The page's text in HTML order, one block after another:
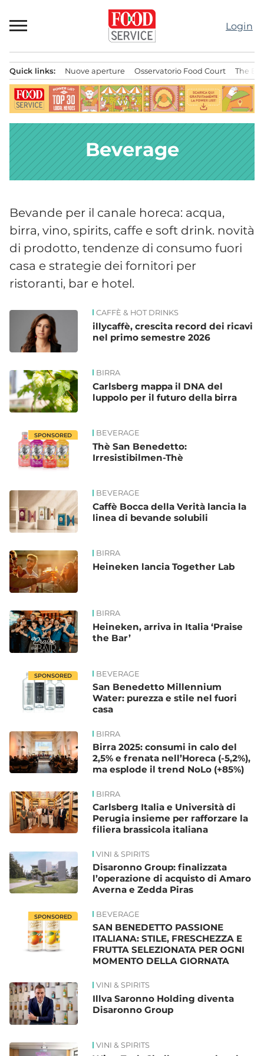
al
contenuto
Login
principale
Quick links: Nuove aperture Osservatorio Food Court The
Beverage
Bevande per il canale horeca: acqua,
birra, vino, spirits, caffe e soft drink. novità
di prodotto, tendenze di consumo fuori
casa e strategie dei fornitori per
ristoranti, bar e hotel.
News CAFFÈ & HOT DRINKS
illycaffè, crescita record dei ricavi
nel primo semestre 2026
BIRRA
Carlsberg mappa il DNA del
luppolo per il futuro della birra
SPONSORED BEVERAGE
Thè San Benedetto:
Irresistibilmen-Thè
BEVERAGE
Caffè Bocca della Verità lancia la
linea di bevande solubili
BIRRA
Heineken lancia Together Lab
BIRRA
Heineken, arriva in Italia ‘Praise
the Bar’
SPONSORED BEVERAGE
San Benedetto Millennium
Water: purezza e stile nel fuori
casa
BIRRA
Birra 2025: consumi in calo del
2,5% e frenata nell’Horeca (-5,2%),
ma esplode il trend NoLo (+85%)
BIRRA
Carlsberg Italia e Università di
Perugia insieme per rafforzare la
filiera brassicola italiana
VINI & SPIRITS
Disaronno Group: finalizzata
l’operazione di acquisto di Amaro
Averna e Zedda Piras
SPONSORED BEVERAGE
SAN BENEDETTO PASSIONE
ITALIANA: STILE, FRESCHEZZA E
FRUTTA SELEZIONATA PER OGNI
MOMENTO DELLA GIORNATA
VINI & SPIRITS
Illva Saronno Holding diventa
Disaronno Group
VINI & SPIRITS